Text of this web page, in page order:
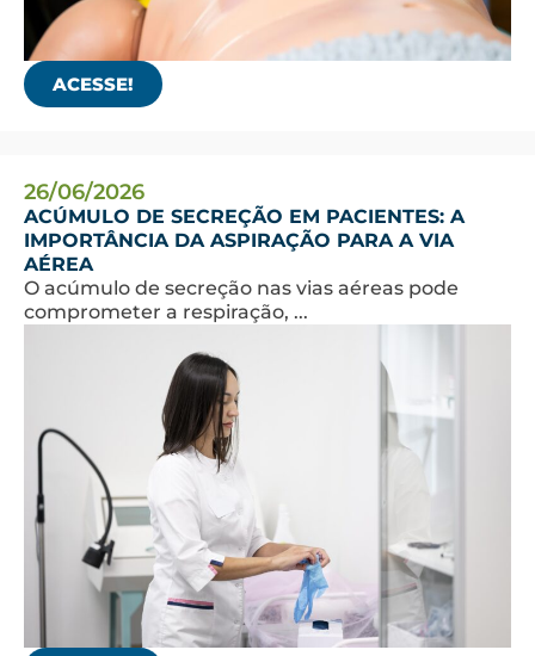
ACESSE!
26/06/2026
ACÚMULO DE SECREÇÃO EM PACIENTES: A
IMPORTÂNCIA DA ASPIRAÇÃO PARA A VIA
AÉREA
O acúmulo de secreção nas vias aéreas pode
comprometer a respiração, ...